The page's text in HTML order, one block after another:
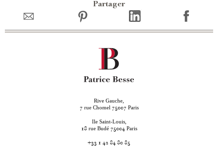
Partager
Rive Gauche,
7 rue Chomel 75007 Paris
Ile Saint-Louis,
18 rue Budé 75004 Paris
+33 1 42 84 80 85